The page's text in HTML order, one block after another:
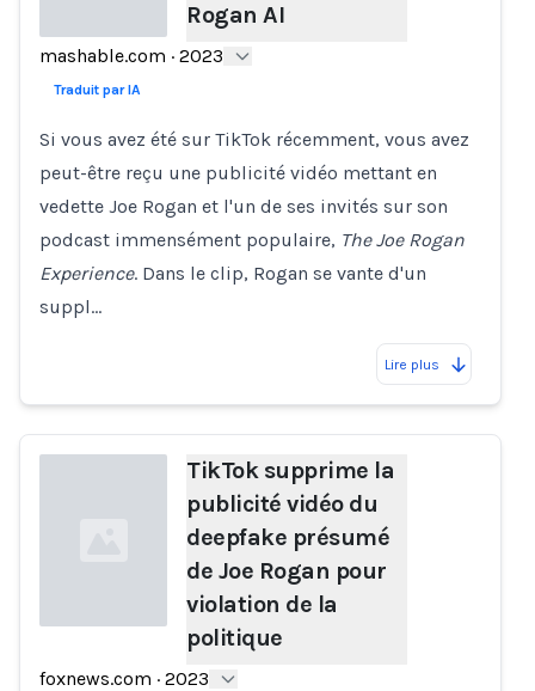
Loading...
Rogan AI
mashable.com · 2023
Traduit par IA
Si vous avez été sur TikTok récemment, vous avez
peut-être reçu une publicité vidéo mettant en
vedette Joe Rogan et l'un de ses invités sur son
podcast immensément populaire, The Joe Rogan
Experience. Dans le clip, Rogan se vante d'un
suppl…
Lire plus
Loading...
TikTok supprime la
publicité vidéo du
deepfake présumé
de Joe Rogan pour
violation de la
politique
foxnews.com · 2023